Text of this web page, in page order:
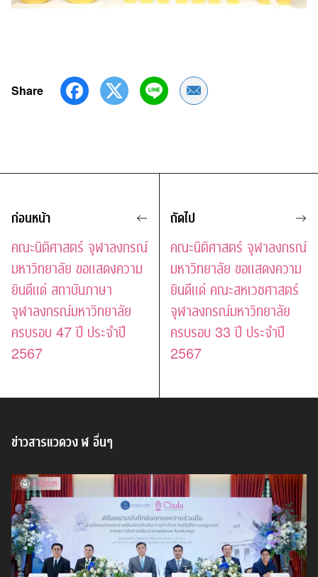
Share Share by Email
ก่อนหน้า
คณะนิติศาสตร์ จุฬาลงกรณ์
มหาวิทยาลัย ขอแสดงความ
ยินดีแด่ สถาบันภาษา
จุฬาลงกรณ์มหาวิทยาลัย
ครบรอบ 47 ปี ประจำปี
2567
ถัดไป
คณะนิติศาสตร์ จุฬาลงกรณ์
มหาวิทยาลัย ขอแสดงความ
ยินดีแด่ คณะสหเวชศาสตร์
จุฬาลงกรณ์มหาวิทยาลัย
ครบรอบ 33 ปี ประจำปี
2567
ข่าวสารแวดวง ฬ อื่นๆ